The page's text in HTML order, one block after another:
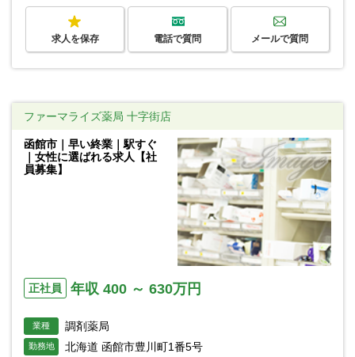
求人を保存 電話で質問 メールで質問
ファーマライズ薬局 十字街店
函館市｜早い終業｜駅すぐ
｜女性に選ばれる求人【社
員募集】
正社員 年収 400 ～ 630万円
業種 調剤薬局
勤務地 北海道 函館市豊川町1番5号